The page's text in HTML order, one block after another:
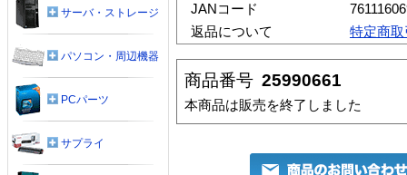
JANコード
返品について
特定商
商品番号 25990661
本商品は販売を終了しました
サーバ・ストレージ
パソコン・周辺機器
PCパーツ
サプライ